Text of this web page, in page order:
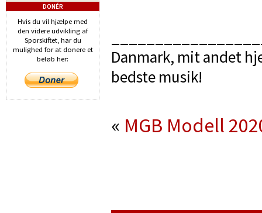
Danmark, mit andet
bedste musik!
« MGB Modell
DONÉR
Hvis du vil hjælpe med
den videre udvikling af
Sporskiftet, har du
mulighed for at donere et
beløb her: